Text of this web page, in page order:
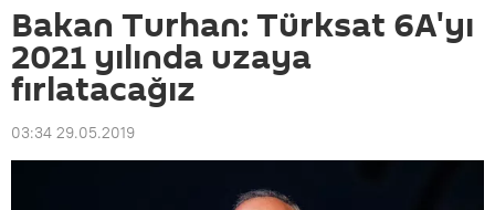
Bakan Turhan: Türksat 6A'yı
2021 yılında uzaya
fırlatacağız
03:34 29.05.2019